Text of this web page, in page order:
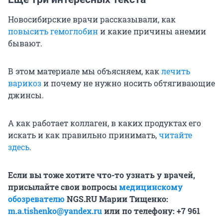
Новосибирские врачи рассказывали, как
повысить гемоглобини какие причины анемии
бывают.
В этом материале мы объясняем, каклечить
варикози почему не нужно носить обтягивающие
джинсы.
А как работает коллаген, в каких продуктах его
искать и как правильно принимать,читайте
здесь.
Если вы тоже хотите что-то узнать у врачей,
присылайте свои вопросымедицинскому
обозревателюNGS.RU Марии Тищенко:
m.a.tishenko@yandex.ruили по телефону: +7 961